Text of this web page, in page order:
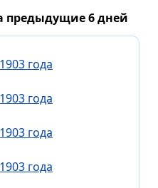
предыдущие 6 дней
года
года
года
года